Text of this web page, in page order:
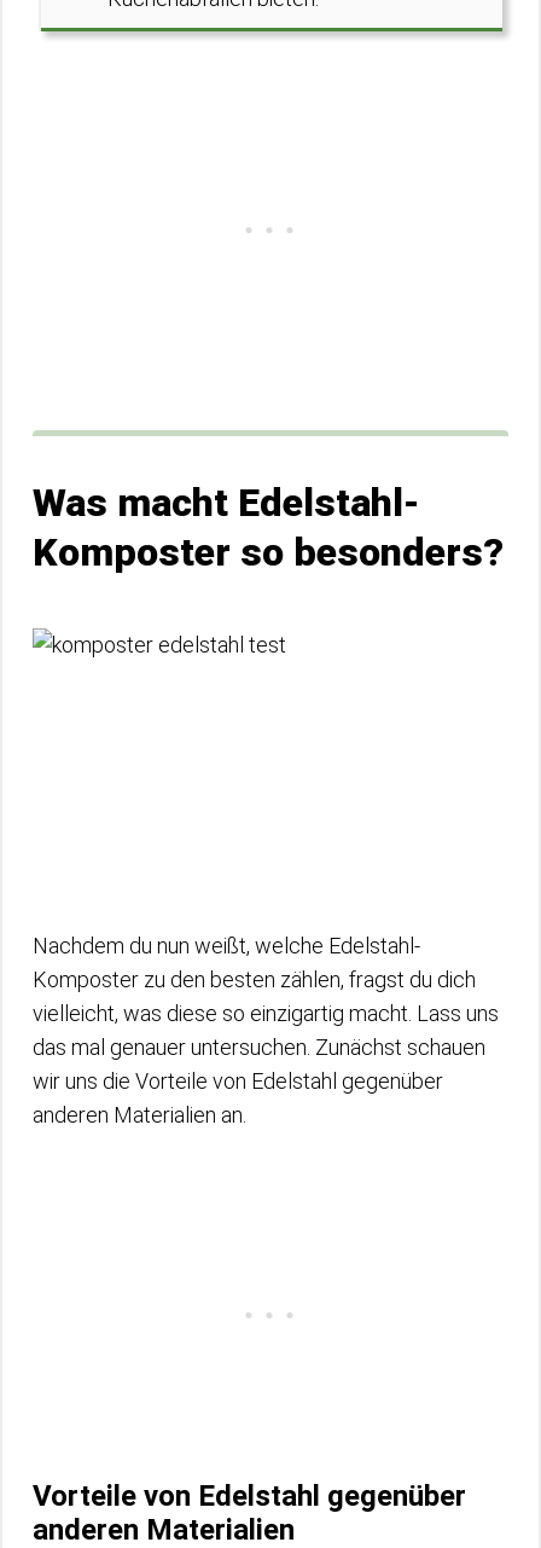
Was macht Edelstahl-
Komposter so besonders?
Nachdem du nun weißt, welche Edelstahl-
Komposter zu den besten zählen, fragst du dich
vielleicht, was diese so einzigartig macht. Lass uns
das mal genauer untersuchen. Zunächst schauen
wir uns die Vorteile von Edelstahl gegenüber
anderen Materialien an.
Vorteile von Edelstahl gegenüber
anderen Materialien